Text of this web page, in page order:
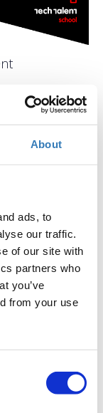
About
ads, to
our traffic.
of our site with
partners who
you’ve
from your use
λήξει.
με
περιεχόμενο,